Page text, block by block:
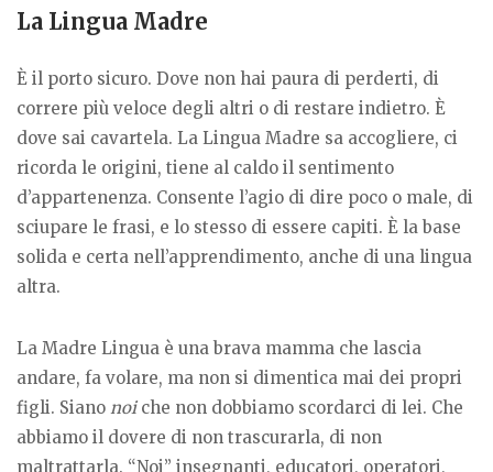
La Lingua Madre
È il porto sicuro. Dove non hai paura di perderti, di
correre più veloce degli altri o di restare indietro. È
dove sai cavartela. La Lingua Madre sa accogliere, ci
ricorda le origini, tiene al caldo il sentimento
d’appartenenza. Consente l’agio di dire poco o male, di
sciupare le frasi, e lo stesso di essere capiti. È la base
solida e certa nell’apprendimento, anche di una lingua
altra.
La Madre Lingua è una brava mamma che lascia
andare, fa volare, ma non si dimentica mai dei propri
figli. Siano noi che non dobbiamo scordarci di lei. Che
abbiamo il dovere di non trascurarla, di non
maltrattarla. “Noi” insegnanti, educatori, operatori,